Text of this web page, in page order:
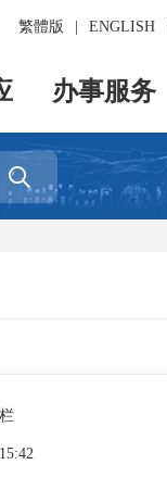
繁體版 ENGLISH
办事服务
